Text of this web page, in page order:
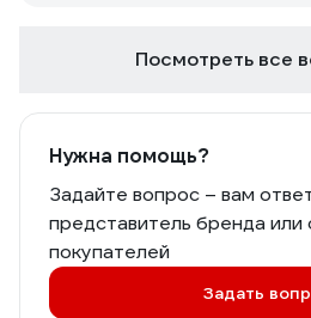
Посмотреть все
Нужна помощь?
Задайте вопрос – вам
представитель бренда или
покупателей
Задать